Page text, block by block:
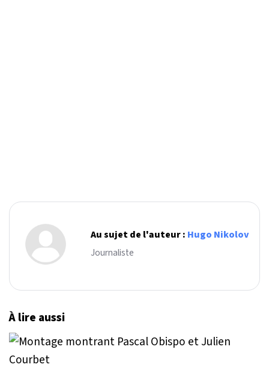
Au sujet de l'auteur : Hugo Nikolov
Journaliste
À lire aussi